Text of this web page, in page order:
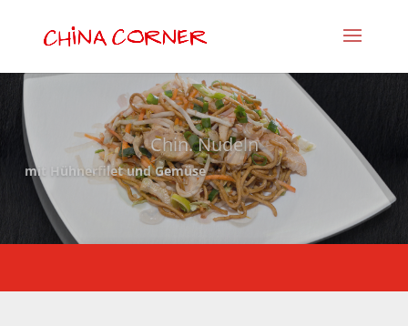
Chin. Nudeln
mit Hühnerfilet und Gemüse